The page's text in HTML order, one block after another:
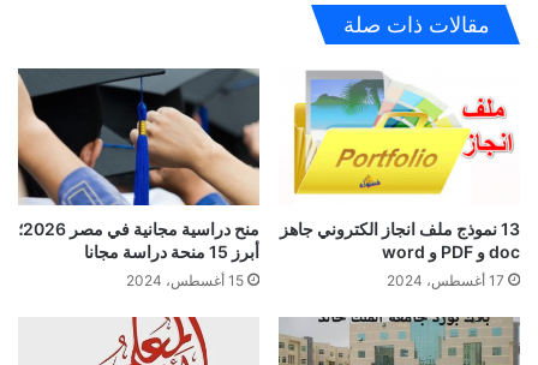
مقالات ذات صلة
13 نموذج ملف انجاز الكتروني جاهز
doc و PDF و word
17 أغسطس، 2024
منح دراسية مجانية في مصر 2026؛
أبرز 15 منحة دراسة مجانا
15 أغسطس، 2024